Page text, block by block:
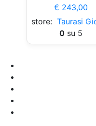
€ 243,00
store: Taurasi
0 su 5